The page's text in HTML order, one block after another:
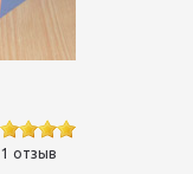
1 отзыв